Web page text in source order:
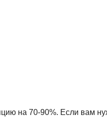
на 70-90%. Если вам